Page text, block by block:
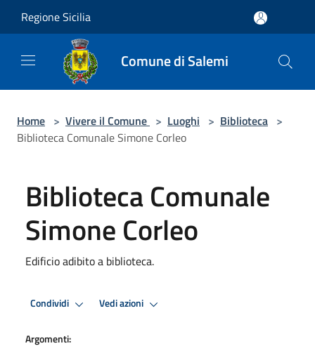
Regione Sicilia
Comune di Salemi
Home > Vivere il Comune > Luoghi > Biblioteca >
Biblioteca Comunale Simone Corleo
Biblioteca Comunale
Simone Corleo
Edificio adibito a biblioteca.
Condividi Vedi azioni
Argomenti: